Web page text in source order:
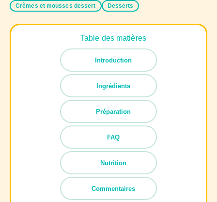
Crèmes et mousses dessert Desserts
Table des matières
Introduction
Ingrédients
Préparation
FAQ
Nutrition
Commentaires